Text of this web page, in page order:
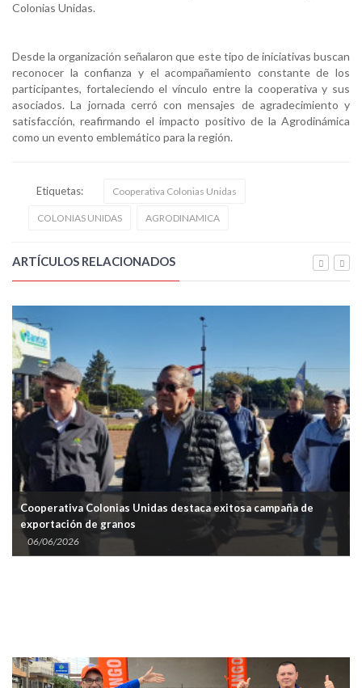
Colonias Unidas.
Desde la organización señalaron que este tipo de iniciativas buscan
reconocer la confianza y el acompañamiento constante de los
participantes, fortaleciendo el vínculo entre la cooperativa y sus
asociados. La jornada cerró con mensajes de agradecimiento y
satisfacción, reafirmando el impacto positivo de la Agrodinámica
como un evento emblemático para la región.
Etiquetas: Cooperativa Colonias Unidas
COLONIAS UNIDAS AGRODINAMICA
ARTÍCULOS RELACIONADOS
Cooperativa Colonias Unidas destaca exitosa campaña de
exportación de granos
06/06/2026